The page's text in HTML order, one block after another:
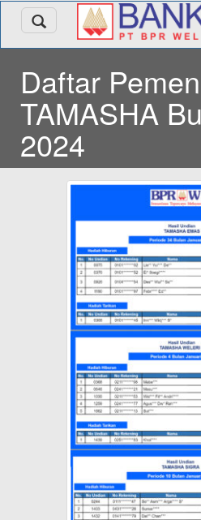
Daftar
TAMASHA
2024